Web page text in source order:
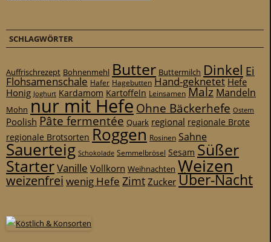
SCHLAGWÖRTER
Auffrischrezept Bohnenmehl Butter Buttermilch Dinkel Ei
Flohsamenschale Hafer Hagebutten Hand-geknetet Hefe
Honig Joghurt Kardamom Kartoffeln Leinsamen Malz Mandeln
Mohn nur mit Hefe Ohne Bäckerhefe Ostern
Poolish Pâte fermentée Quark regional regionale Brote
regionale Brotsorten Roggen Rosinen Sahne
Sauerteig Schokolade Semmelbrösel Sesam Süßer
StarterVanille Vollkorn Weihnachten Weizen
weizenfrei wenig Hefe ZimtZuckerÜber-Nacht